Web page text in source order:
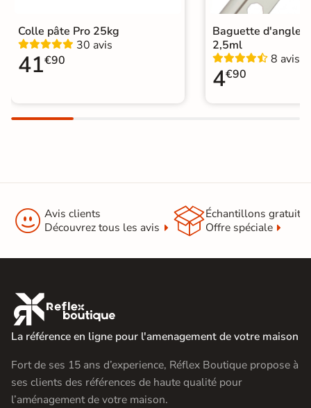
Origine
Carrelage 30x60 cm|
Carrelage sol cuisine|
Colle pâte Pro 25kg
30 avis
41€90
Baguette d'angle
2,5ml
8 avis
4€90
 Avis clients
Découvrez tous les avis
Échantillons gratuit
Offre spéciale

La référence en ligne pour l'amenagement de votre maison
Fort de ses 15 ans d’experience, Réflex Boutique propose à
ses clients des références de haute qualité pour
l’aménagement de votre maison.